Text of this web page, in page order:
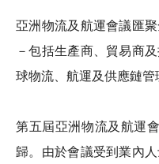
科技分享
會籍
亞洲物流及航運會議匯
－包括生產商、貿易商
球物流、航運及供應鏈管
第五屆亞洲物流及航運
歸。由於會議受到業內